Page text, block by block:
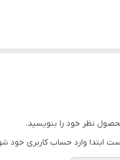
نظر خود را بنویسید.
ابتدا وارد حساب کاربری خود